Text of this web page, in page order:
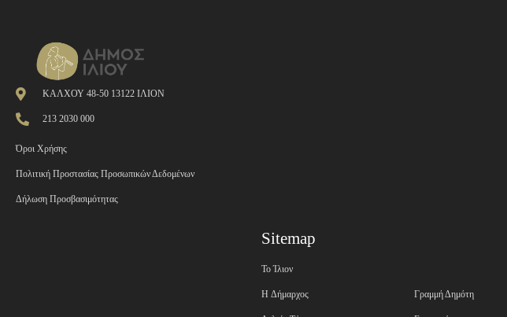
ΚΑΛΧΟΥ 48-50 13122 ΙΛΙΟΝ
213 2030 000
Όροι Χρήσης
Πολιτική Προστασίας Προσωπικών Δεδομένων
Δήλωση Προσβασιμότητας
Sitemap
Το Ίλιον
H Δήμαρχος Γραμμή Δημότη